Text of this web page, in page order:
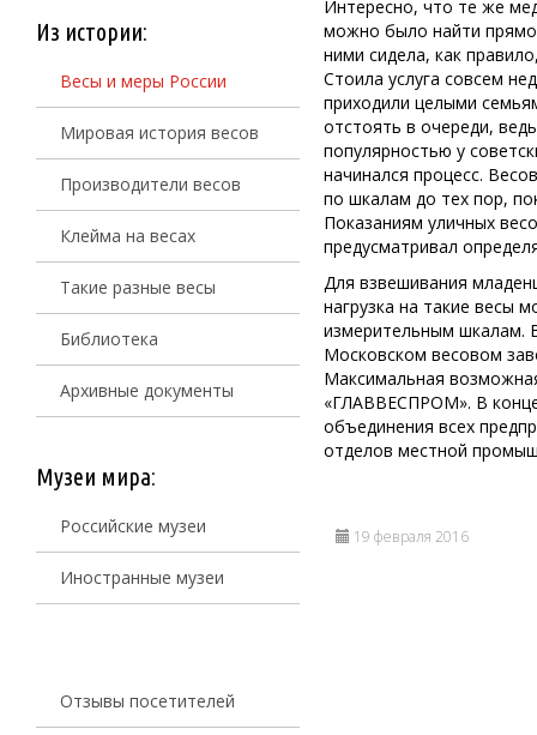
Из истории:
Весы и меры России
Мировая история весов
Производители весов
Клейма на весах
Такие разные весы
Библиотека
Архивные документы
Музеи мира:
Российские музеи
Иностранные музеи
Отзывы посетителей
Интересно, что те же
можно было найти прямо
ними сидела, как
Стоила услуга совсем
приходили целыми
отстоять в очереди,
популярностью у
начинался процесс.
по шкалам до тех пор,
Показаниям уличных
предусматривал
Для взвешивания
нагрузка на такие весы
измерительным шкалам.
Московском весовом
Максимальная
«ГЛАВВЕСПРОМ». В конце
объединения всех
отделов местной
19 февраля 2016